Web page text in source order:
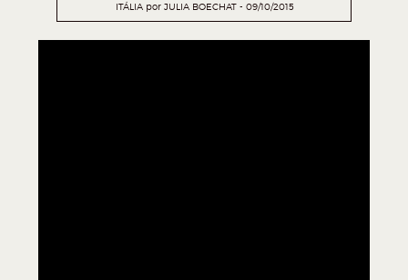
ITÁLIA por JULIA BOECHAT 09/10/2015